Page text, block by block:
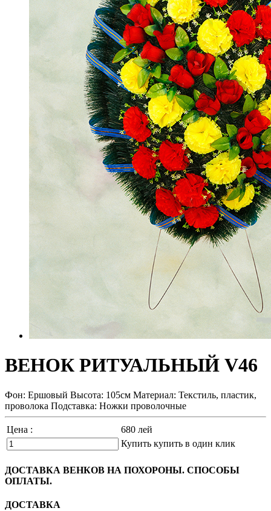
ВЕНОК РИТУАЛЬНЫЙ V46
Фон: Ершовый Высота: 105см Материал: Текстиль, пластик,
проволока Подставка: Ножки проволочные
Цена : 680 лей
Купить купить в один клик
ДОСТАВКА ВЕНКОВ НА ПОХОРОНЫ. СПОСОБЫ
ОПЛАТЫ.
ДОСТАВКА